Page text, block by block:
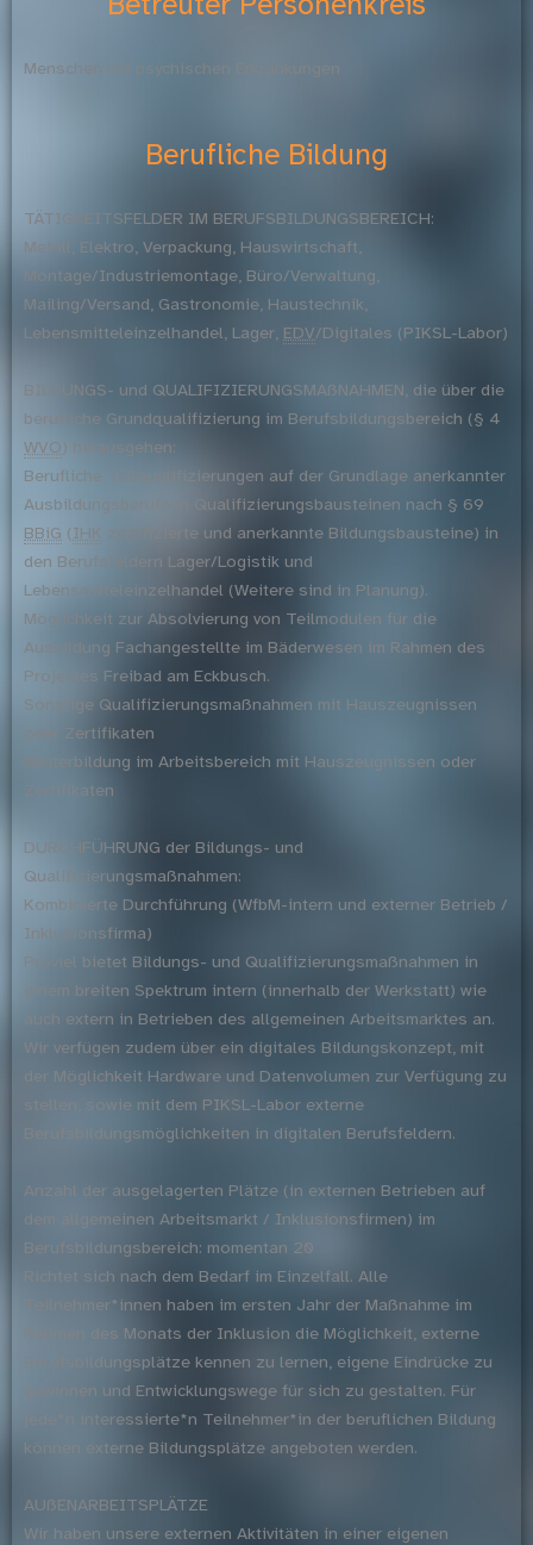
Menschen mit psychischen Erkrankungen
Berufliche Bildung
TÄTIGKEITSFELDER IM BERUFSBILDUNGSBEREICH:
Metall, Elektro, Verpackung, Hauswirtschaft,
Montage/Industriemontage, Büro/Verwaltung,
Mailing/Versand, Gastronomie, Haustechnik,
Lebensmitteleinzelhandel, Lager, EDV/Digitales (PIKSL-Labor)
BILDUNGS- und QUALIFIZIERUNGSMAßNAHMEN, die über die
berufliche Grundqualifizierung im Berufsbildungsbereich (§ 4
WVO) hinausgehen:
Berufliche Teilqualifizierungen auf der Grundlage anerkannter
Ausbildungsberufe in Qualifizierungsbausteinen nach § 69
BBiG (IHK zertifizierte und anerkannte Bildungsbausteine) in
den Berufsfeldern Lager/Logistik und
Lebensmitteleinzelhandel (Weitere sind in Planung).
Möglichkeit zur Absolvierung von Teilmodulen für die
Ausbildung Fachangestellte im Bäderwesen im Rahmen des
Projektes Freibad am Eckbusch.
Sonstige Qualifizierungsmaßnahmen mit Hauszeugnissen
oder Zertifikaten
Weiterbildung im Arbeitsbereich mit Hauszeugnissen oder
Zertifikaten
DURCHFÜHRUNG der Bildungs- und
Qualifizierungsmaßnahmen:
Kombinierte Durchführung (WfbM-intern und externer Betrieb /
Inklusionsfirma)
Proviel bietet Bildungs- und Qualifizierungsmaßnahmen in
einem breiten Spektrum intern (innerhalb der Werkstatt) wie
auch extern in Betrieben des allgemeinen Arbeitsmarktes an.
Wir verfügen zudem über ein digitales Bildungskonzept, mit
der Möglichkeit Hardware und Datenvolumen zur Verfügung zu
stellen, sowie mit dem PIKSL-Labor externe
Berufsbildungsmöglichkeiten in digitalen Berufsfeldern.
Anzahl der ausgelagerten Plätze (in externen Betrieben auf
dem allgemeinen Arbeitsmarkt / Inklusionsfirmen) im
Berufsbildungsbereich: momentan 20
Richtet sich nach dem Bedarf im Einzelfall. Alle
Teilnehmer*innen haben im ersten Jahr der Maßnahme im
Rahmen des Monats der Inklusion die Möglichkeit, externe
Berufsbildungsplätze kennen zu lernen, eigene Eindrücke zu
gewinnen und Entwicklungswege für sich zu gestalten. Für
jede*n interessierte*n Teilnehmer*in der beruflichen Bildung
können externe Bildungsplätze angeboten werden.
AUßENARBEITSPLÄTZE
Wir haben unsere externen Aktivitäten in einer eigenen